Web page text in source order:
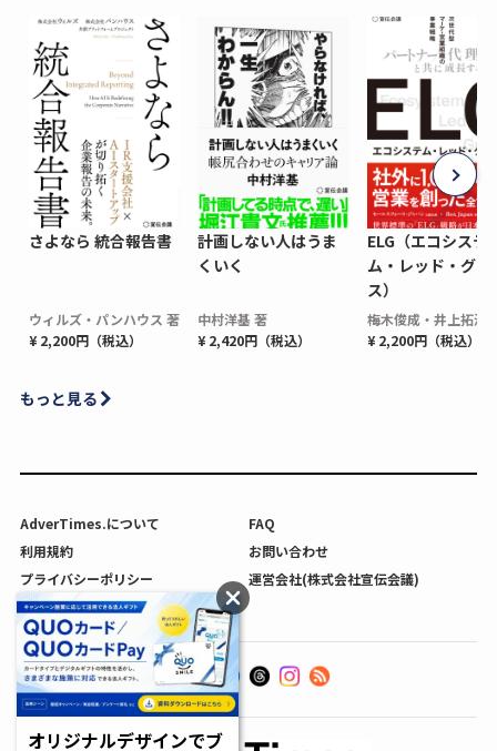
さよなら 統合報告書
ウィルズ・パンハウス 著
¥ 2,200円（税込）
計画しない人はうま
くいく
中村洋基 著
¥ 2,420円（税込）
ELG（エコシステ
ム・レッド・グロ
ス）
梅木俊成・井上拓海
¥ 2,200円（税込）
もっと見る
AdverTimes.について
FAQ
利用規約
お問い合わせ
プライバシーポリシー
運営会社(株式会社宣伝会議)
利用者情報の外部送信について
オリジナルデザインでブ